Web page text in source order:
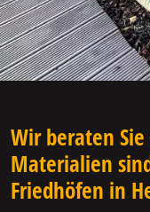
Wir beraten
Materialien
Friedhöfen in